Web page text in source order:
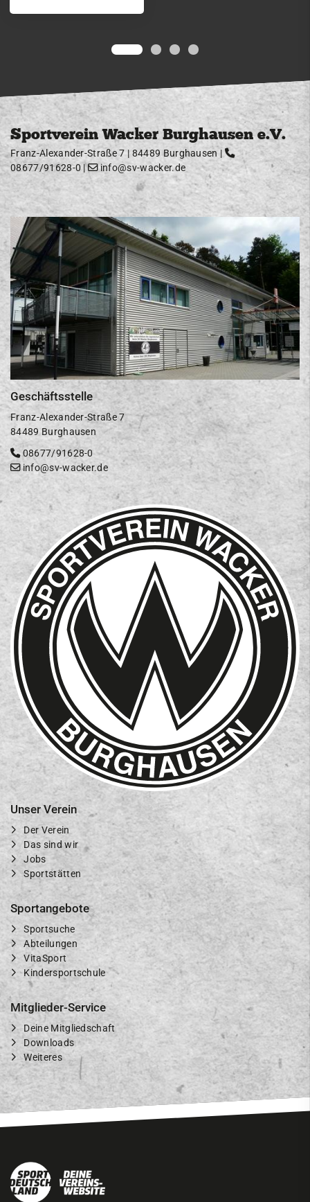
Sportverein Wacker Burghausen e.V.
Franz-Alexander-Straße 7 | 84489 Burghausen |
08677/91628-0 | info@sv-wacker.de
Geschäftsstelle
Franz-Alexander-Straße 7
84489 Burghausen
08677/91628-0
info@sv-wacker.de
Unser Verein
Der Verein
Das sind wir
Jobs
Sportstätten
Sportangebote
Sportsuche
Abteilungen
VitaSport
Kindersportschule
Mitglieder-Service
Deine Mitgliedschaft
Downloads
Weiteres